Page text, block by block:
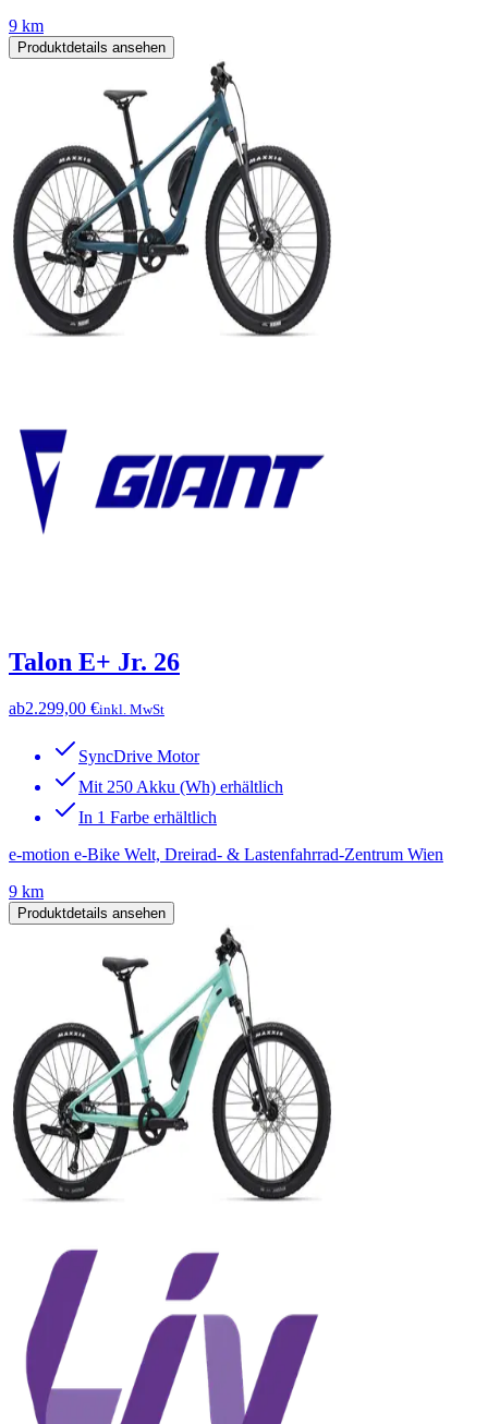
9 km
Produktdetails ansehen
Talon E+ Jr. 26
ab2.299,00 €inkl. MwSt
SyncDrive Motor
Mit 250 Akku (Wh) erhältlich
In 1 Farbe erhältlich
e-motion e-Bike Welt, Dreirad- & Lastenfahrrad-Zentrum Wien
9 km
Produktdetails ansehen